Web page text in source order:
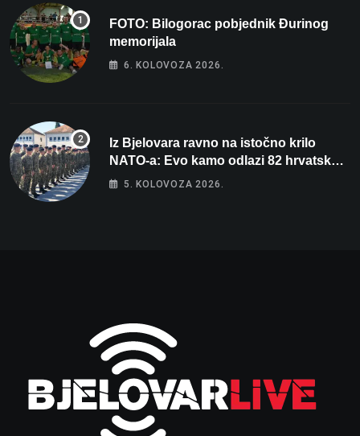
FOTO: Bilogorac pobjednik Đurinog
memorijala
6. KOLOVOZA 2026.
Iz Bjelovara ravno na istočno krilo
NATO-a: Evo kamo odlazi 82 hrvatska
vojnika i 6 vojnikinja
5. KOLOVOZA 2026.